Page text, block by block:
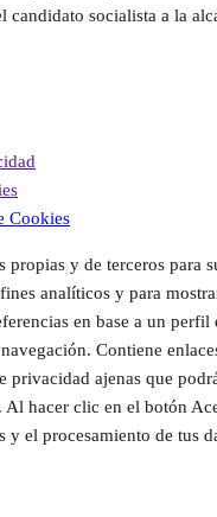
candidato socialista a la
Cookies
propias y de terceros para
analíticos y para
en base a un perfil
Contiene
privacidad ajenas que
Al hacer clic en el botón
y el procesamiento de tus